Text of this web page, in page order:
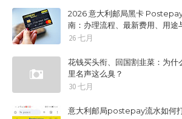
2026 意大利邮局黑卡
南：办理流程、最新费用、用途
26 七月
花钱买头衔、回国割韭菜：为什
里名声这么臭？
30 七月
意大利邮局postepay流水如何